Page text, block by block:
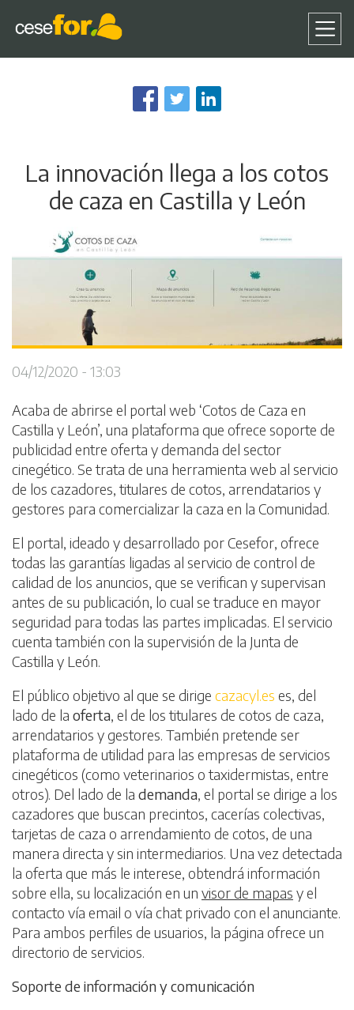
al
contenido
La innovación llega a los cotos
de caza en Castilla y León
04/12/2020 - 13:03
Acaba de abrirse el portal web ‘Cotos de Caza en
Castilla y León’, una plataforma que ofrece soporte de
publicidad entre oferta y demanda del sector
cinegético. Se trata de una herramienta web al servicio
de los cazadores, titulares de cotos, arrendatarios y
gestores para comercializar la caza en la Comunidad.
El portal, ideado y desarrollado por Cesefor, ofrece
todas las garantías ligadas al servicio de control de
calidad de los anuncios, que se verifican y supervisan
antes de su publicación, lo cual se traduce en mayor
seguridad para todas las partes implicadas. El servicio
cuenta también con la supervisión de la Junta de
Castilla y León.
El público objetivo al que se dirige cazacyl.es es, del
lado de la oferta, el de los titulares de cotos de caza,
arrendatarios y gestores. También pretende ser
plataforma de utilidad para las empresas de servicios
cinegéticos (como veterinarios o taxidermistas, entre
otros). Del lado de la demanda, el portal se dirige a los
cazadores que buscan precintos, cacerías colectivas,
tarjetas de caza o arrendamiento de cotos, de una
manera directa y sin intermediarios. Una vez detectada
la oferta que más le interese, obtendrá información
sobre ella, su localización en un visor de mapas y el
contacto vía email o vía chat privado con el anunciante.
Para ambos perfiles de usuarios, la página ofrece un
directorio de servicios.
Soporte de información y comunicación